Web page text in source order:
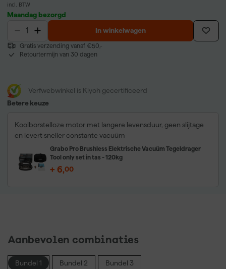
incl. BTW
Maandag bezorgd
In winkelwagen
Gratis verzending vanaf €50,-
Retourtermijn van 30 dagen
Verfwebwinkel is Kiyoh gecertificeerd
Betere keuze
Koolborstelloze motor met langere levensduur, geen slijtage
en levert sneller constante vacuüm
Grabo Pro Brushless Elektrische Vacuüm Tegeldrager
Tool only set in tas - 120kg
+ 6,00
Aanbevolen combinaties
Bundel 1 Bundel 2 Bundel 3